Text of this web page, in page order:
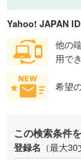
Yahoo! JAPAN
他の
用で
希望
この検索条件
登録名 （最大30